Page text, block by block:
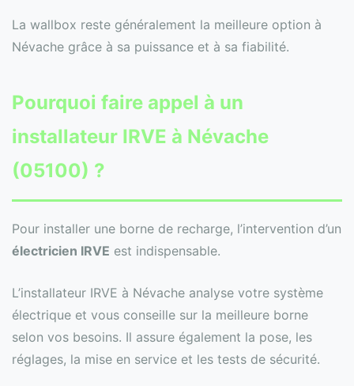
La wallbox reste généralement la meilleure option à
Névache grâce à sa puissance et à sa fiabilité.
Pourquoi faire appel à un
installateur IRVE à Névache
(05100) ?
Pour installer une borne de recharge, l’intervention d’un
électricien IRVE est indispensable.
L’installateur IRVE à Névache analyse votre système
électrique et vous conseille sur la meilleure borne
selon vos besoins. Il assure également la pose, les
réglages, la mise en service et les tests de sécurité.